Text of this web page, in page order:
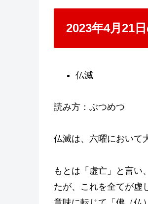
2023年4月21
仏滅
読み方：ぶつめつ
仏滅は、六曜において
もとは「虚亡」と言い
たが、これを全てが虚